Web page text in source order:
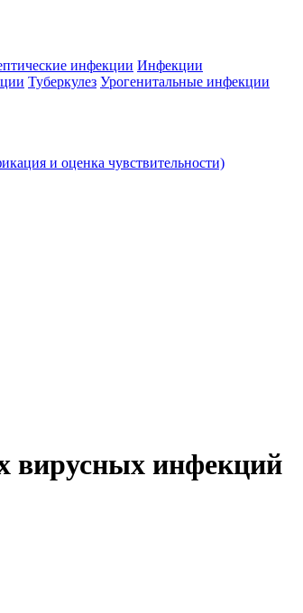
инфекции Инфекции
Туберкулез Урогенитальные инфекции
и оценка чувствительности)
вирусных инфекций